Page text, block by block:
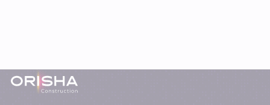
PAR SECTEUR
PAR BESOIN